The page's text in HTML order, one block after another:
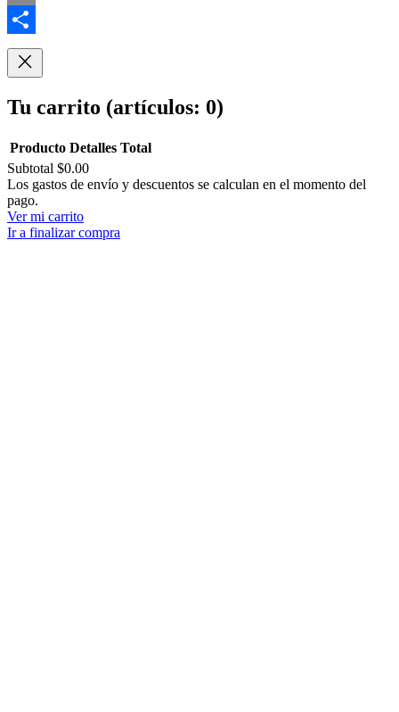
Email
Compartir
Tu carrito (artículos: 0)
Productos
del
carrito
Producto Detalles Total
Subtotal $0.00
Los gastos de envío y descuentos se calculan en el momento del
pago.
Ver mi carrito
Ir a finalizar compra